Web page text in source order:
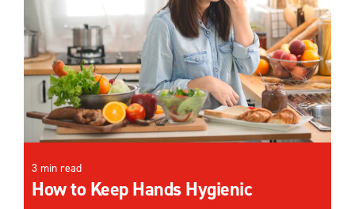
3 min read
How to Keep Hands Hygienic